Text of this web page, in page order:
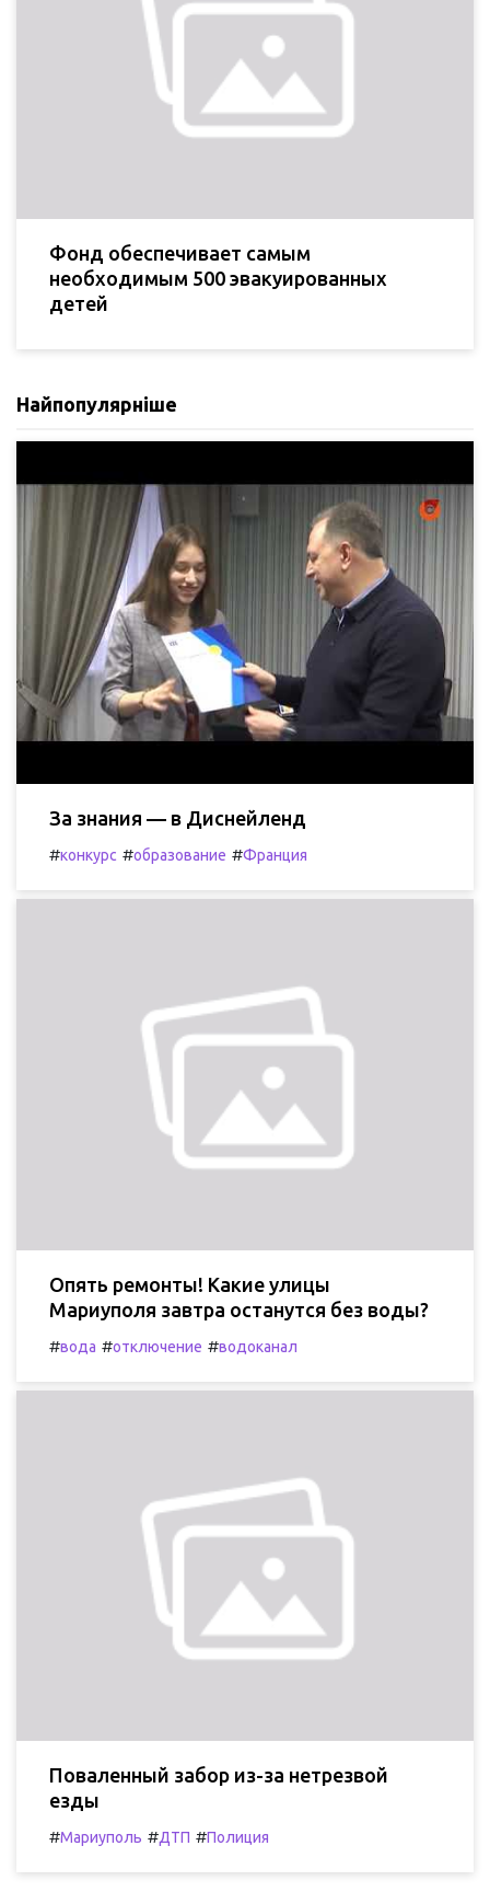
Фонд обеспечивает самым
необходимым 500 эвакуированных
детей
Найпопулярніше
За знания — в Диснейленд
#конкурс #образование #Франция
Опять ремонты! Какие улицы
Мариуполя завтра останутся без воды?
#вода #отключение #водоканал
Поваленный забор из-за нетрезвой
езды
#Мариуполь #ДТП #Полиция